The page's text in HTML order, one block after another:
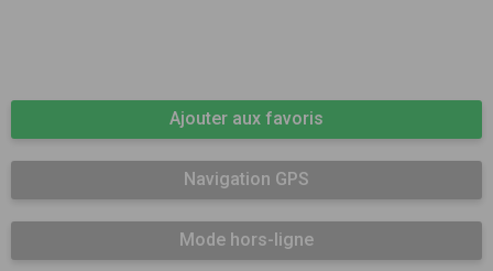
Ajouter aux favoris
Navigation GPS
Mode hors-ligne